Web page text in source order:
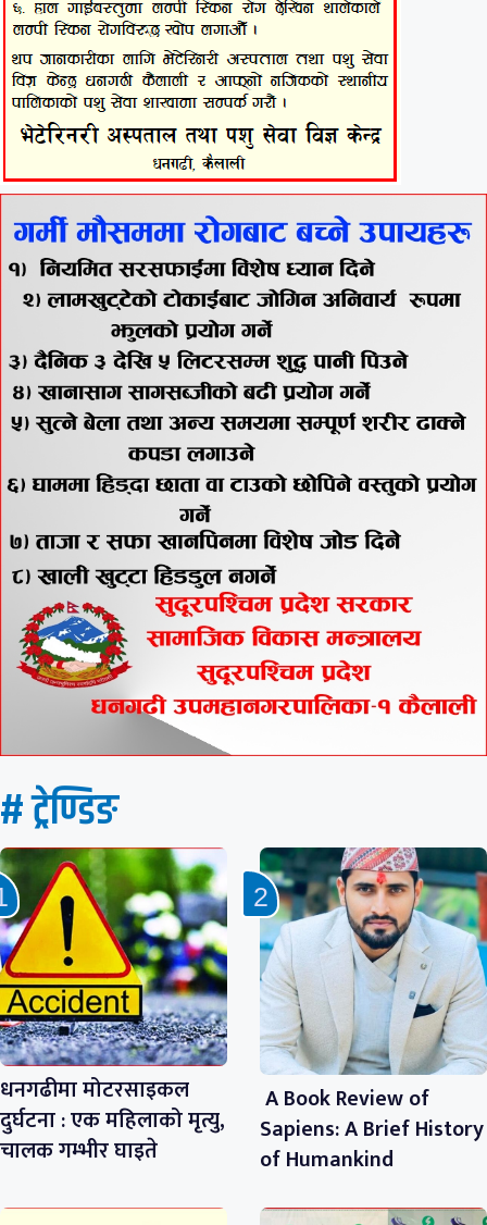
# ट्रेण्डिङ
धनगढीमा मोटरसाइकल
दुर्घटना : एक महिलाको मृत्यु,
चालक गम्भीर घाइते
A Book Review of
Sapiens: A Brief History
of Humankind